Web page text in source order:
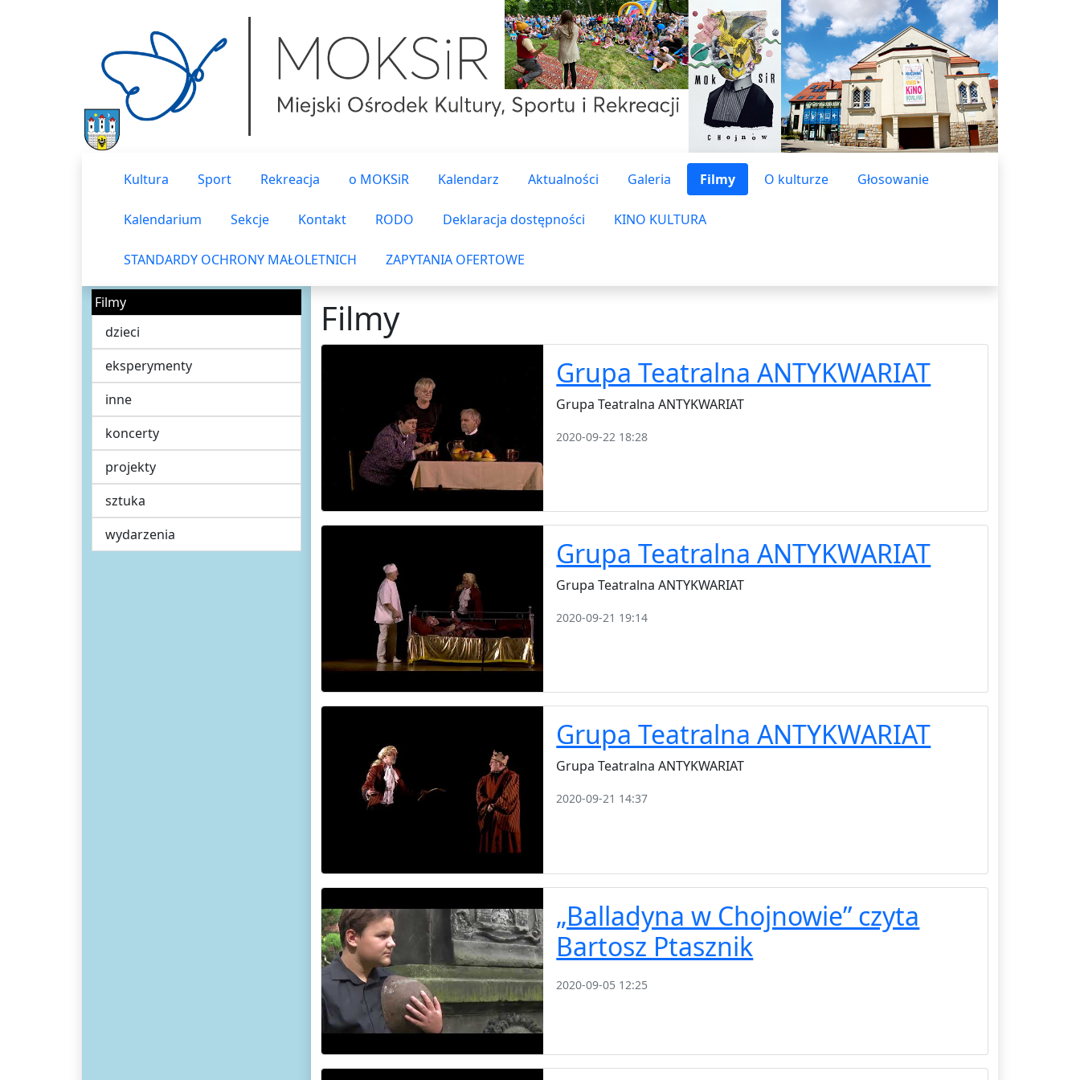
Kultura Sport Rekreacja o MOKSiR Kalendarz Aktualności Galeria Filmy O kulturze Głosowanie
Kalendarium Sekcje Kontakt RODO Deklaracja dostępności KINO KULTURA
STANDARDY OCHRONY MAŁOLETNICH ZAPYTANIA OFERTOWE
Filmy
dzieci
eksperymenty
inne
koncerty
projekty
sztuka
wydarzenia
Filmy
Grupa Teatralna ANTYKWARIAT
Grupa Teatralna ANTYKWARIAT
2020-09-22 18:28
Grupa Teatralna ANTYKWARIAT
Grupa Teatralna ANTYKWARIAT
2020-09-21 19:14
Grupa Teatralna ANTYKWARIAT
Grupa Teatralna ANTYKWARIAT
2020-09-21 14:37
„Balladyna w Chojnowie” czyta
Bartosz Ptasznik
2020-09-05 12:25